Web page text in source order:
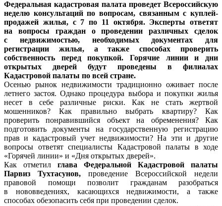
Федеральная кадастровая палата проведет Всероссийскую
неделю консультаций по вопросам, связанным с куплей-
продажей жилья, с 7 по 11 октября. Эксперты ответят
на вопросы граждан о проведении различных сделок
с недвижимостью, необходимых документах для
регистрации жилья, а также способах проверить
собственность перед покупкой. Горячие линии и дни
открытых дверей будут проведены в филиалах
Кадастровой палаты по всей стране.
Осенью рынок недвижимости традиционно оживает после
летнего застоя. Однако процедура выбора и покупки жилья
несет в себе различные риски. Как не стать жертвой
мошенников? Как правильно выбрать квартиру? Как
проверить понравившийся объект на обременения? Как
подготовить документы на государственную регистрацию
прав и кадастровый учет недвижимости? На эти и другие
вопросы ответят специалисты Кадастровой палаты в ходе
«Горячей линии» и «Дня открытых дверей».
Как отметил глава Федеральной Кадастровой палаты
Парвиз Тухтасунов, проведение Всероссийской недели
правовой помощи позволит гражданам разобраться
в нововведениях, касающихся недвижимости, а также
способах обезопасить себя при проведении сделок.